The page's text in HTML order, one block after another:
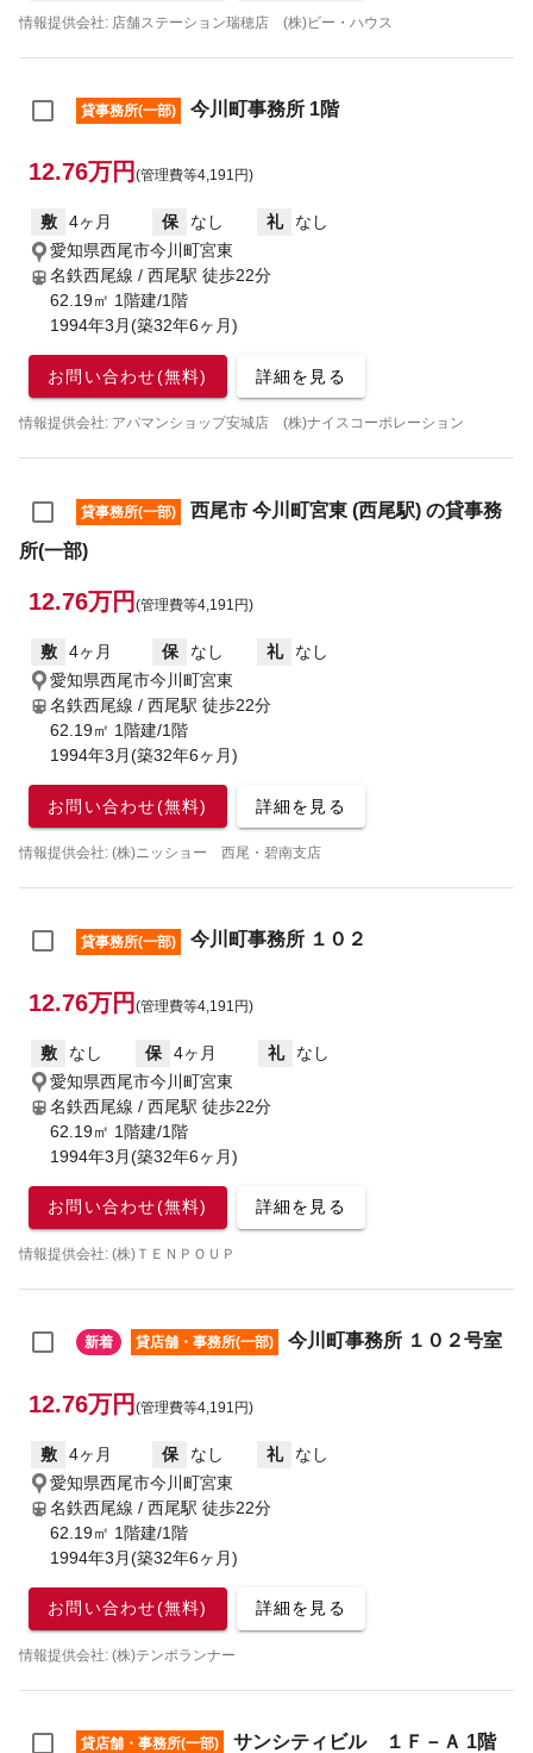
情報提供会社: 店舗ステーション瑞穂店 (株)ビー・ハウス
貸事務所(一部) 今川町事務所 1階
12.76万円 (管理費等4,191円)
敷 4ヶ月 保 なし 礼
なし
愛知県西尾市今川町宮東
名鉄西尾線 / 西尾駅 徒歩22分
62.19㎡ 1階建/1階
1994年3月(築32年6ヶ月)
お問い合わせ(無料) 詳細を見る
情報提供会社: アパマンショップ安城店 (株)ナイスコーポレーション
貸事務所(一部)
西尾市 今川町宮東 (西尾駅) の貸事務
所(一部)
12.76万円 (管理費等4,191円)
敷 4ヶ月 保 なし 礼
なし
愛知県西尾市今川町宮東
名鉄西尾線 / 西尾駅 徒歩22分
62.19㎡ 1階建/1階
1994年3月(築32年6ヶ月)
お問い合わせ(無料) 詳細を見る
情報提供会社: (株)ニッショー 西尾・碧南支店
貸事務所(一部) 今川町事務所 １０２
12.76万円 (管理費等4,191円)
敷 なし 保 4ヶ月 礼
なし
愛知県西尾市今川町宮東
名鉄西尾線 / 西尾駅 徒歩22分
62.19㎡ 1階建/1階
1994年3月(築32年6ヶ月)
お問い合わせ(無料) 詳細を見る
情報提供会社: (株)ＴＥＮＰＯＵＰ
新着 貸店舗・事務所(一部) 今川町事務所 １０２号室
12.76万円 (管理費等4,191円)
敷 4ヶ月 保 なし 礼
なし
愛知県西尾市今川町宮東
名鉄西尾線 / 西尾駅 徒歩22分
62.19㎡ 1階建/1階
1994年3月(築32年6ヶ月)
お問い合わせ(無料) 詳細を見る
情報提供会社: (株)テンポランナー
貸店舗・事務所(一部) サンシティビル １Ｆ－Ａ 1階